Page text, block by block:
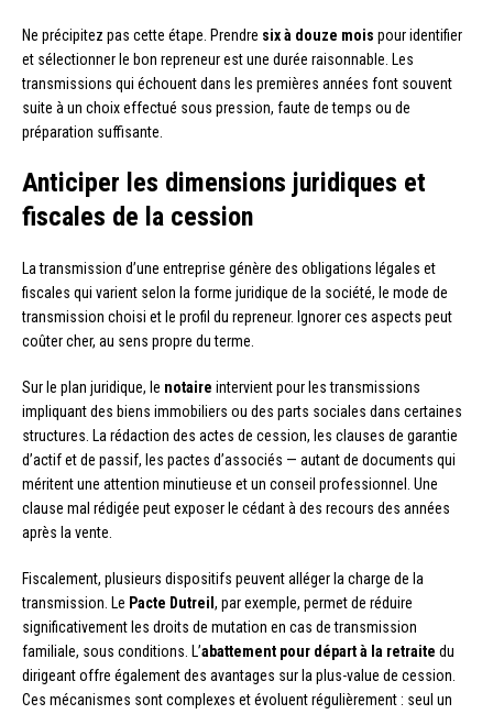
Ne précipitez pas cette étape. Prendre six à douze mois pour identifier
et sélectionner le bon repreneur est une durée raisonnable. Les
transmissions qui échouent dans les premières années font souvent
suite à un choix effectué sous pression, faute de temps ou de
préparation suffisante.
Anticiper les dimensions juridiques et
fiscales de la cession
La transmission d’une entreprise génère des obligations légales et
fiscales qui varient selon la forme juridique de la société, le mode de
transmission choisi et le profil du repreneur. Ignorer ces aspects peut
coûter cher, au sens propre du terme.
Sur le plan juridique, le notaire intervient pour les transmissions
impliquant des biens immobiliers ou des parts sociales dans certaines
structures. La rédaction des actes de cession, les clauses de garantie
d’actif et de passif, les pactes d’associés — autant de documents qui
méritent une attention minutieuse et un conseil professionnel. Une
clause mal rédigée peut exposer le cédant à des recours des années
après la vente.
Fiscalement, plusieurs dispositifs peuvent alléger la charge de la
transmission. Le Pacte Dutreil , par exemple, permet de réduire
significativement les droits de mutation en cas de transmission
familiale, sous conditions. L’abattement pour départ à la retraite du
dirigeant offre également des avantages sur la plus-value de cession.
Ces mécanismes sont complexes et évoluent régulièrement : seul un